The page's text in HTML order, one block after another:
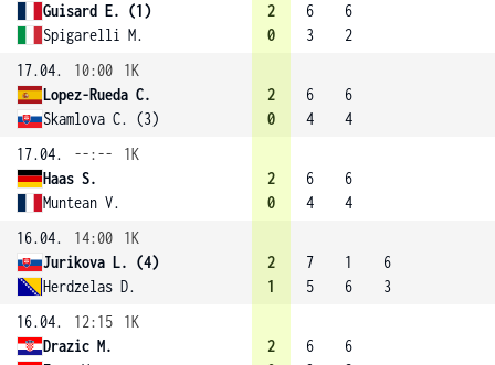
Guisard E. (1)
Spigarelli M.
2
0
6
3
6
2
17.04.
10:00
1K
Lopez-Rueda C.
Skamlova C. (3)
2
0
6
4
6
4
17.04.
--:--
1K
Haas S.
Muntean V.
2
0
6
4
6
4
16.04.
14:00
1K
Jurikova L. (4)
Herdzelas D.
2
1
7
5
1
6
6
3
16.04.
12:15
1K
Drazic M.
2
6
6